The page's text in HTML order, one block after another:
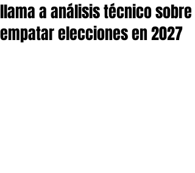
llama a análisis técnico sobre
empatar elecciones en 2027